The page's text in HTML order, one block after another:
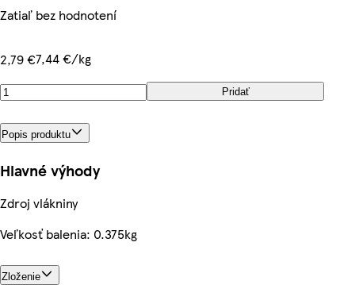
Zatiaľ bez hodnotení
2,79 €7,44 €/kg
Pridať
Popis produktu
Hlavné výhody
Zdroj vlákniny
Veľkosť balenia: 0.375kg
Zloženie